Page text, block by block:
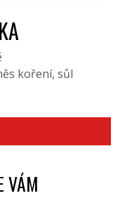
koření, sůl
VÁM